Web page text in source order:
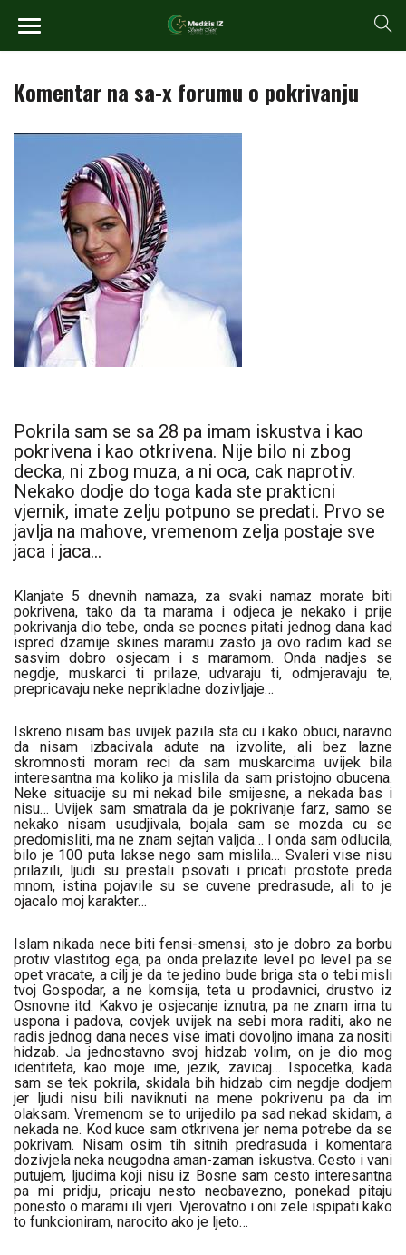
Komentar na sa-x forumu o pokrivanju
Pokrila sam se sa 28 pa imam iskustva i kao
pokrivena i kao otkrivena. Nije bilo ni zbog
decka, ni zbog muza, a ni oca, cak naprotiv.
Nekako dodje do toga kada ste prakticni
vjernik, imate zelju potpuno se predati. Prvo se
javlja na mahove, vremenom zelja postaje sve
jaca i jaca…
Klanjate 5 dnevnih namaza, za svaki namaz morate biti
pokrivena, tako da ta marama i odjeca je nekako i prije
pokrivanja dio tebe, onda se pocnes pitati jednog dana kad
ispred dzamije skines maramu zasto ja ovo radim kad se
sasvim dobro osjecam i s maramom. Onda nadjes se
negdje, muskarci ti prilaze, udvaraju ti, odmjeravaju te,
prepricavaju neke neprikladne dozivljaje…
Iskreno nisam bas uvijek pazila sta cu i kako obuci, naravno
da nisam izbacivala adute na izvolite, ali bez lazne
skromnosti moram reci da sam muskarcima uvijek bila
interesantna ma koliko ja mislila da sam pristojno obucena.
Neke situacije su mi nekad bile smijesne, a nekada bas i
nisu… Uvijek sam smatrala da je pokrivanje farz, samo se
nekako nisam usudjivala, bojala sam se mozda cu se
predomisliti, ma ne znam sejtan valjda… I onda sam odlucila,
bilo je 100 puta lakse nego sam mislila… Svaleri vise nisu
prilazili, ljudi su prestali psovati i pricati prostote preda
mnom, istina pojavile su se cuvene predrasude, ali to je
ojacalo moj karakter…
Islam nikada nece biti fensi-smensi, sto je dobro za borbu
protiv vlastitog ega, pa onda prelazite level po level pa se
opet vracate, a cilj je da te jedino bude briga sta o tebi misli
tvoj Gospodar, a ne komsija, teta u prodavnici, drustvo iz
Osnovne itd. Kakvo je osjecanje iznutra, pa ne znam ima tu
uspona i padova, covjek uvijek na sebi mora raditi, ako ne
radis jednog dana neces vise imati dovoljno imana za nositi
hidzab. Ja jednostavno svoj hidzab volim, on je dio mog
identiteta, kao moje ime, jezik, zavicaj… Ispocetka, kada
sam se tek pokrila, skidala bih hidzab cim negdje dodjem
jer ljudi nisu bili naviknuti na mene pokrivenu pa da im
olaksam. Vremenom se to urijedilo pa sad nekad skidam, a
nekada ne. Kod kuce sam otkrivena jer nema potrebe da se
pokrivam. Nisam osim tih sitnih predrasuda i komentara
dozivjela neka neugodna aman-zaman iskustva. Cesto i vani
putujem, ljudima koji nisu iz Bosne sam cesto interesantna
pa mi pridju, pricaju nesto neobavezno, ponekad pitaju
ponesto o marami ili vjeri. Vjerovatno i oni zele ispipati kako
to funkcioniram, narocito ako je ljeto…